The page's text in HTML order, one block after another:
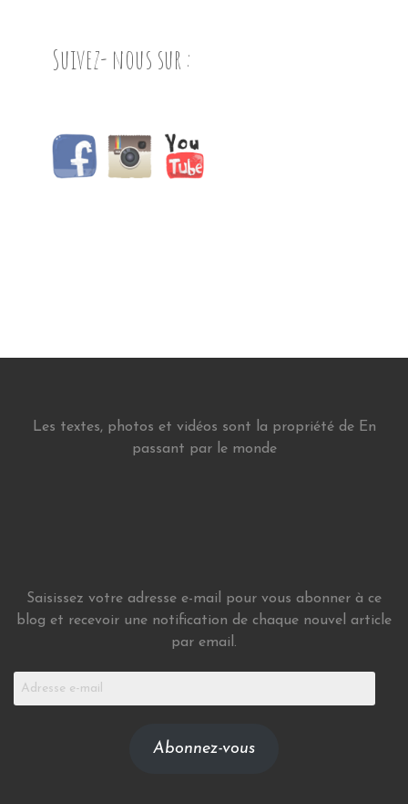
Suivez- nous sur :
Les textes, photos et vidéos sont la propriété de En
passant par le monde
Saisissez votre adresse e-mail pour vous abonner à ce
blog et recevoir une notification de chaque nouvel article
par email.
Adresse
Abonnez-vous